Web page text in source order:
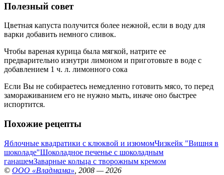
Полезный совет
Цветная капуста получится более нежной, если в воду для
варки добавить немного сливок.
Чтобы вареная курица была мягкой, натрите ее
предварительно изнутри лимоном и приготовьте в воде с
добавлением 1 ч. л. лимонного сока
Если Вы не собираетесь немедленно готовить мясо, то перед
замораживанием его не нужно мыть, иначе оно быстрее
испортится.
Похожие рецепты
Яблочные квадратики с клюквой и изюмомЧизкейк "Вишня в
шоколаде"Шоколадное печенье с шоколадным
ганашемЗаварные кольца с творожным кремом
© ООО «Владмама» , 2008 — 2026